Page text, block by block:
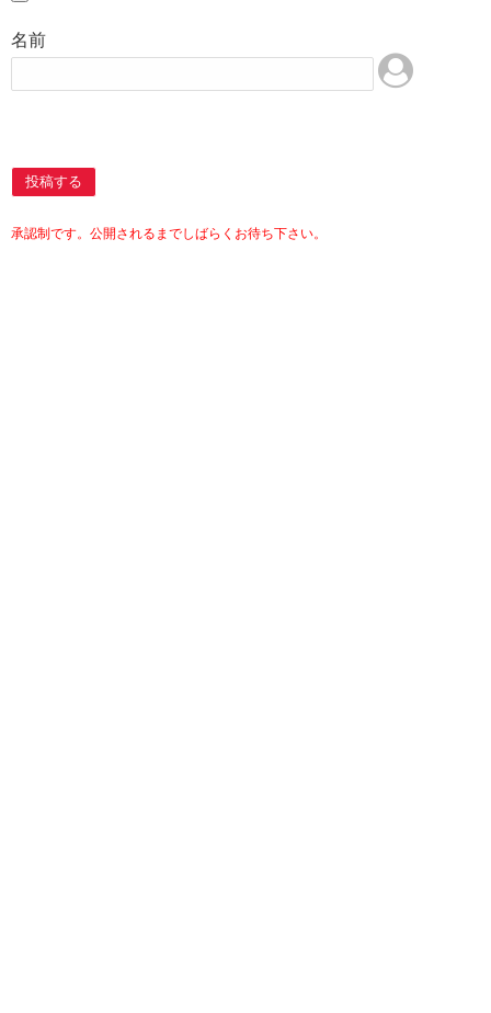
名前
投稿する
承認制です。公開されるまでしばらくお待ち下さい。